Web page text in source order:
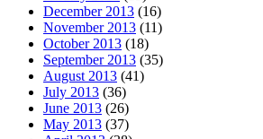
December 2013 (16)
November 2013 (11)
October 2013 (18)
September 2013 (35)
August 2013 (41)
July 2013 (36)
June 2013 (26)
May 2013 (37)